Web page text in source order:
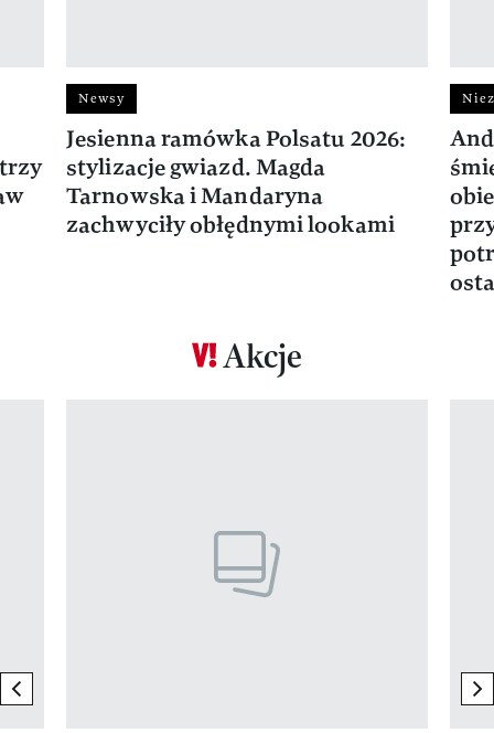
Newsy
Jesienna ramówka Polsatu 2026:
stylizacje gwiazd. Magda
Tarnowska i Mandaryna
zachwyciły obłędnymi lookami
Akcje
previous element